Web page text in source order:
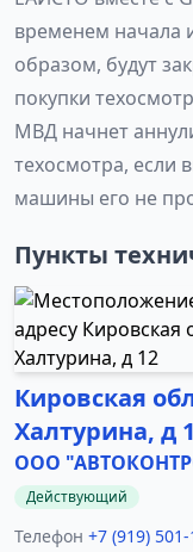
временем начала
образом, будут
покупки
МВД начнет
техосмотра, если
машины его не
Пункты
Кировская
Халтурина, д
ООО
Действующий
Телефон +7 (919)